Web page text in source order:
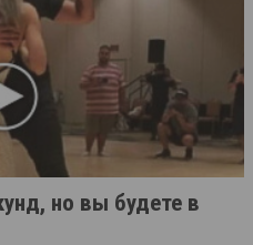
но вы будете в